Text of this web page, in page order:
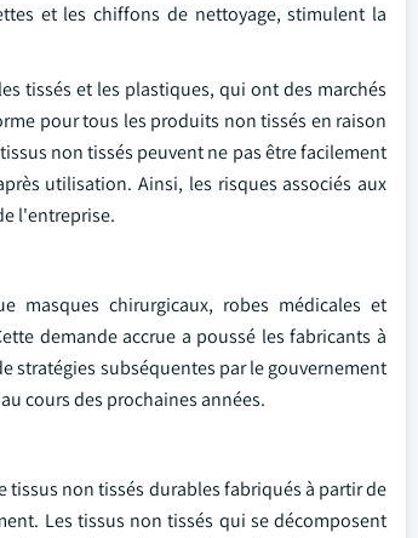
et les chiffons de nettoyage, stimulent la
tissés et les plastiques, qui ont des marchés
pour tous les produits non tissés en raison
non tissés peuvent ne pas être facilement
utilisation. Ainsi, les risques associés aux
l'entreprise.
masques chirurgicaux, robes médicales et
demande accrue a poussé les fabricants à
stratégies subséquentes par le gouvernement
cours des prochaines années.
non tissés durables fabriqués à partir de
Les tissus non tissés qui se décomposent